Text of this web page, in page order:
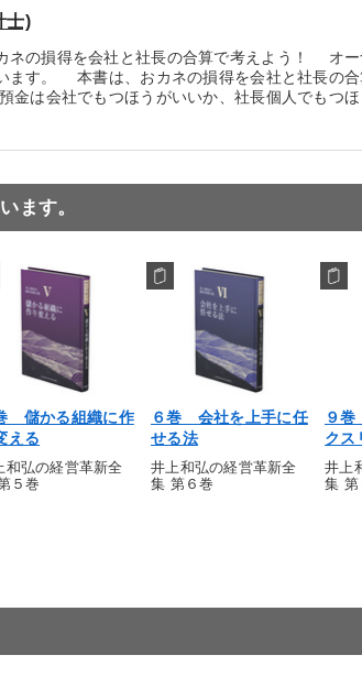
士)
ネの損得を会社と社長の合算で考えよう！ オ
ます。 本書は、おカネの損得を会社と社長の
は会社でもつほうがいいか、社長個人でもつ
ます。
儲かる組織に作
える
和弘の経営革新全
５巻
６巻 会社を上手に任
せる法
井上和弘の経営革新全
集 第６巻
９
クス
井上
集